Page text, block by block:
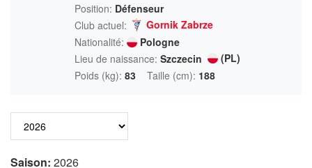
Position: Défenseur
Club actuel:
Gornik Zabrze
Nationalité:
Pologne
Lieu de naissance: Szczecin
(PL)
Poids (kg): 83 Taille (cm): 188
Saison: 2026